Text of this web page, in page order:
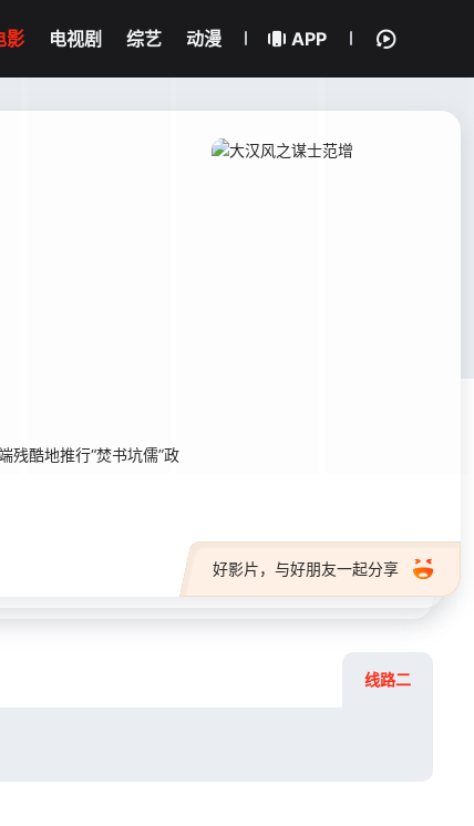
影 电视剧 综艺 动漫 APP
酷地推行“焚书坑儒”政
好影片，与好朋友一起分享
线路二